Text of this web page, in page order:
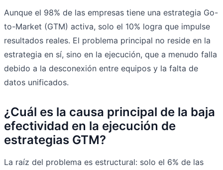
Aunque el 98% de las empresas tiene una estrategia Go-
to-Market (GTM) activa, solo el 10% logra que impulse
resultados reales. El problema principal no reside en la
estrategia en sí, sino en la ejecución, que a menudo falla
debido a la desconexión entre equipos y la falta de
datos unificados.
¿Cuál es la causa principal de la baja
efectividad en la ejecución de
estrategias GTM?
La raíz del problema es estructural: solo el 6% de las